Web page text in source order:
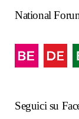
National
Seguici su